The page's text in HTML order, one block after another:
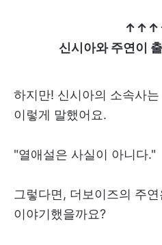
신시아와 주연이
하지만! 신시아의 소속사
이렇게 말했어요.
"열애설은 사실이 아니다."
그렇다면, 더보이즈의 주
이야기했을까요?